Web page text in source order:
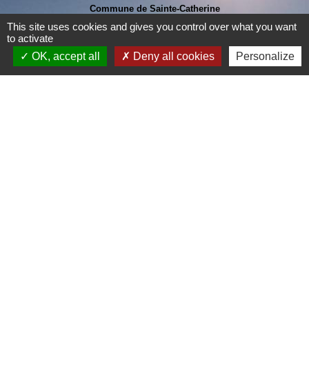
Commune de Sainte-Catherine
58 rue de Châteauvieux
69440 Sainte-Catherine - FRANCE
+33 4 78 81 80 10
Contact par formulaire
This site uses cookies and gives you control over what you want
to activate
OK, accept all
Deny all cookies Personalize